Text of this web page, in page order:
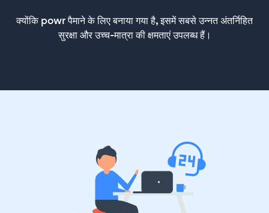
क्योंकि powr पैमाने के लिए बनाया गया है, इसमें सबसे उन्नत अंतर्निहित
सुरक्षा और उच्च-मात्रा की क्षमताएं उपलब्ध हैं।